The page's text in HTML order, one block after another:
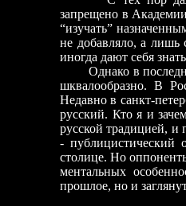
запрещено в
“изучать”
не добавляло, а лишь
иногда дают себя
Однако в последние
шквалообразно. В
Недавно в санкт-
русский. Кто я и
русской традицией, и
- публицистический
столице. Но
ментальных
прошлое, но и